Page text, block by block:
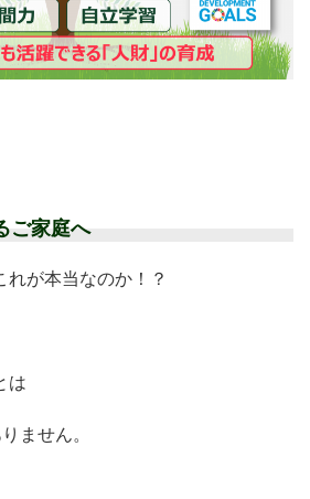
ご家庭へ
が本当なのか！？
は
ません。